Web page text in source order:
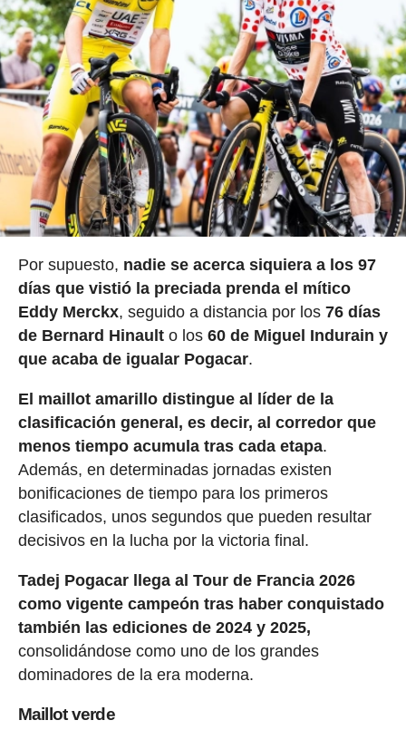
Por supuesto, nadie se acerca siquiera a los 97
días que vistió la preciada prenda el mítico
Eddy Merckx, seguido a distancia por los 76 días
de Bernard Hinault o los 60 de Miguel Indurain y
que acaba de igualar Pogacar.
El maillot amarillo distingue al líder de la
clasificación general, es decir, al corredor que
menos tiempo acumula tras cada etapa.
Además, en determinadas jornadas existen
bonificaciones de tiempo para los primeros
clasificados, unos segundos que pueden resultar
decisivos en la lucha por la victoria final.
Tadej Pogacar llega al Tour de Francia 2026
como vigente campeón tras haber conquistado
también las ediciones de 2024 y 2025,
consolidándose como uno de los grandes
dominadores de la era moderna.
Maillot verde